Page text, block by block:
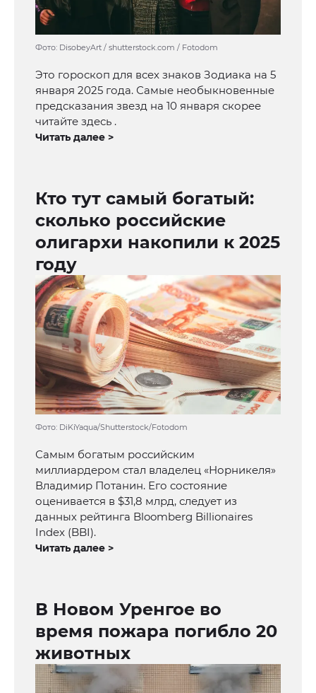
Фото: DisobeyArt / shutterstock.com / Fotodom
Это гороскоп для всех знаков Зодиака на 5
января 2025 года. Самые необыкновенные
предсказания звезд на 10 января скорее
читайте здесь .
Читать далее >
Кто тут самый богатый:
сколько российские
олигархи накопили к 2025
году
Фото: DiKiYaqua/Shutterstock/Fotodom
Самым богатым российским
миллиардером стал владелец «Норникеля»
Владимир Потанин. Его состояние
оценивается в $31,8 млрд, следует из
данных рейтинга Bloomberg Billionaires
Index (BBI).
Читать далее >
В Новом Уренгое во
время пожара погибло 20
животных